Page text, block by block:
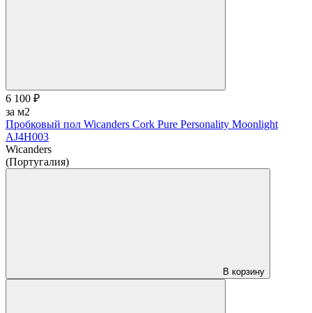
6 100 ₽
за м2
Пробковый пол Wicanders Cork Pure Personality Moonlight
AJ4H003
Wicanders
(Португалия)
В корзину